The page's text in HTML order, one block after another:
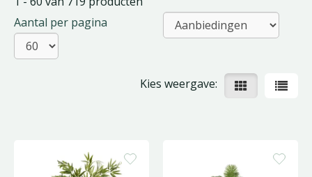
Aantal per pagina
Kies weergave: